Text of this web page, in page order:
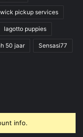
pickup services
lagotto puppies
50 jaar Sensasi77
info.